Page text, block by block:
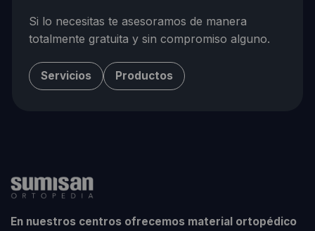
Si lo necesitas te asesoramos de manera
totalmente gratuita y sin compromiso alguno.
Servicios Productos
En nuestros centros ofrecemos material ortopédico